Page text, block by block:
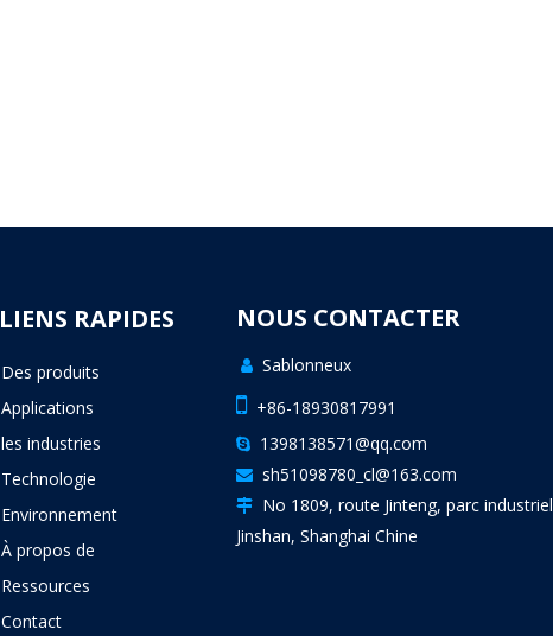
LIENS RAPIDES
Des produits
Applications
les industries
Technologie
Environnement
À propos de
Ressources
Contact
NOUS CONTACTER
 Sablonneux
+86-18930817991
 1398138571@qq.com
 sh51098780_cl@163.com

No 1809, route Jinteng, parc industriel
Jinshan, Shanghai Chine